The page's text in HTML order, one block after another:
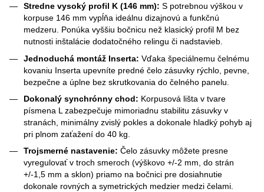
Stredne vysoký profil K (146 mm): S potrebnou výškou v
korpuse 146 mm vypĺňa ideálnu dizajnovú a funkčnú
medzeru. Ponúka vyššiu bočnicu než klasický profil M bez
nutnosti inštalácie dodatočného relingu či nadstavieb.
Jednoduchá montáž Inserta: Vďaka špeciálnemu čelnému
kovaniu Inserta upevníte predné čelo zásuvky rýchlo, pevne,
bezpečne a úplne bez skrutkovania do čelného panelu.
Dokonalý synchrónny chod: Korpusová lišta v tvare
písmena L zabezpečuje mimoriadnu stabilitu zásuvky v
stranách, minimálny zvislý pokles a dokonale hladký pohyb aj
pri plnom zaťažení do 40 kg.
Trojsmerné nastavenie: Čelo zásuvky môžete presne
vyregulovať v troch smeroch (výškovo +/-2 mm, do strán
+/-1,5 mm a sklon) priamo na bočnici pre dosiahnutie
dokonale rovných a symetrických medzier medzi čelami.